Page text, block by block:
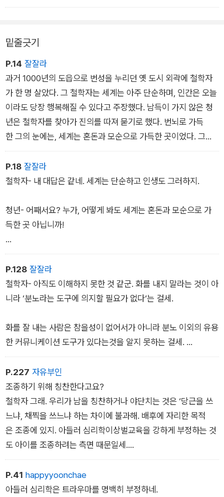
- ‘진정한 자유란 무엇인가’ 중에서
철학자 : ‘인생의 과제’에 직면하는 걸세. 즉 일, 교우, 사랑이라는
거지. 만약 자네가 ‘세계의 중심’이라고 한다면 공동체에 공헌하
겠다는 생각을 눈곱만큼도 하지 않을 걸세. 모든 타인이 ‘나를 위
해 무언가를 해주는 사람’이니 굳이 내가 나서서 행동할 필요는
없으니까. 하지만 자네도 나도 세계의 중심이 아니야. 내 발로 인
간관계의 과제에 다가가지 않으면 안 되네. ‘이 사람은 내게 무엇
을 해줄까?’가 아니라 ‘내가 이 사람에게 무엇을 줄 수 있을까?’를
생각해야지.
- ‘나는 세계의 중심이 아니다’ 중에서
밑줄긋기
P.14 잘잘라
과거 1000년의 도읍으로 번성을 누리던 옛 도시 외곽에 철학자
가 한 명 살았다. 그 철학자는 세계는 아주 단순하며, 인간은 오늘
이라도 당장 행복해질 수 있다고 주장했다. 남득이 가지 않은 청
년은 철학자를 찾아가 진의를 따져 묻기로 했다. 번뇌로 가득
한 그의 눈에는, 세계는 혼돈과 모순으로 가득한 곳이었다. 그런
데 행복이라니? 터무니없는 얘기였다.
청년 - 그러면 다시 묻겠습니다. 세계는 아주 단순하다는것이 선
철학자 - 그렇네. 세계는 믿기 힘들 정도로 단순한 곳이고, 인
P.18 잘잘라
철학자- 내 대답은 같네. 세계는 단순하고 인생도 그러하지.
청년- 어째서요? 누가, 어떻게 봐도 세계는 혼돈과 모순으로 가
득한 곳 아닙니까!
철학자- 그것은 세계가 복잡해서가 아니라 ‘자네‘가 세계를 복잡
하게 보고 있기 때문일세.
청년- 제가요?
철학자- 인간은 누구나 스스로 의미를 부여한 주관적인 세계에
살고 있지. 객관적인 세계에 사는 것이 아니라네. 자네가 보는 세
계와 내가 보는 세계가 달라. 누구와도 공유할 수 없는 세계일테
지.
P.128 잘잘라
철학자- 아직도 이해하지 못한 것 같군. 화를 내지 말라는 것이 아
니라 ‘분노라는 도구에 의지할 필요가 없다‘는 걸세.
화를 잘 내는 사람은 참을성이 없어서가 아니라 분노 이외의 유용
한 커뮤니케이션 도구가 있다는것을 알지 못하는 걸세.
그래서 ˝나도 모르게 욱해서˝라는 말이 나오는 거고, 분노를 매개
로 커뮤니케이션을 하는 거지.
P.227 자유부인
조종하기 위해 칭찬한다고요?
철학자 그래. 우리가 남을 칭찬하거나 야단치는 것은 ‘당근을 쓰
느냐, 채찍을 쓰느냐 하는 차이에 불과해. 배후에 자리한 목적
은 조종에 있지. 아들러 심리학이상벌교육을 강하게 부정하는 것
도 아이를 조종하려는 측면 때문일세.
아니아니, 그렇지 않아요. 아이의 입장에서 생각해보세요. 아이에
게 부모의 칭찬을 받는다는 것은 더할나위 없이 기쁜 일이잖아
요? 칭찬받고 싶어서 공부를 한다, 칭찬받고 싶어서 예의바르
P.41 happyyoonchae
아들러 심리학은 트라우마를 명백히 부정하네.